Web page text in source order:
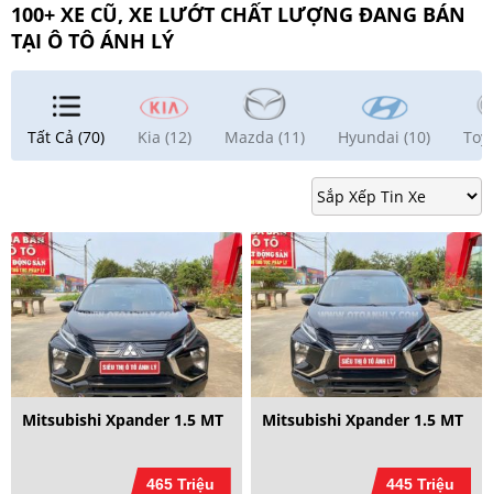
100+ XE CŨ, XE LƯỚT CHẤT LƯỢNG ĐANG BÁN
TẠI Ô TÔ ÁNH LÝ
Tất Cả (70) Kia (12) Mazda (11) Hyundai (10)
Mitsubishi Xpander 1.5 MT
465 Triệu
Mitsubishi Xpander 1.5 MT
445 Triệu